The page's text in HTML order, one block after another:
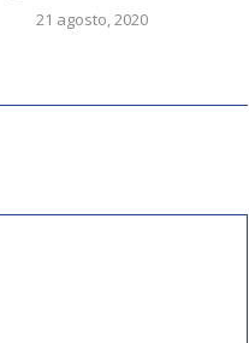
21 agosto, 2020